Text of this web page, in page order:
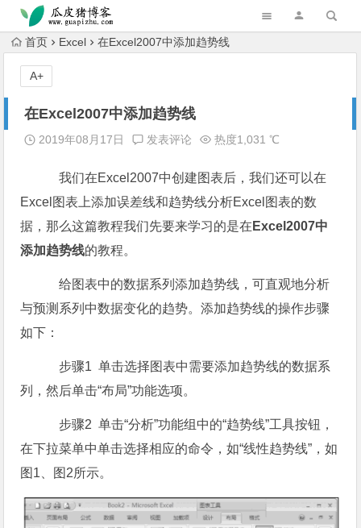
跳转到主内容
首页 Excel 在Excel2007中添加趋势线
在Excel2007中添加趋势线
2019年08月17日 发表评论 热度1,031 ℃
我们在Excel2007中创建图表后，我们还可以在
Excel图表上添加误差线和趋势线分析Excel图表的数
据，那么这篇教程我们先要来学习的是在 Excel2007中
添加趋势线的教程。
给图表中的数据系列添加趋势线，可直观地分析
与预测系列中数据变化的趋势。添加趋势线的操作步骤
如下：
步骤1 单击选择图表中需要添加趋势线的数据系
列，然后单击“布局”功能选项。
步骤2 单击“分析”功能组中的“趋势线”工具按钮，
在下拉菜单中单击选择相应的命令，如“线性趋势线”，如
图1、图2所示。
A+